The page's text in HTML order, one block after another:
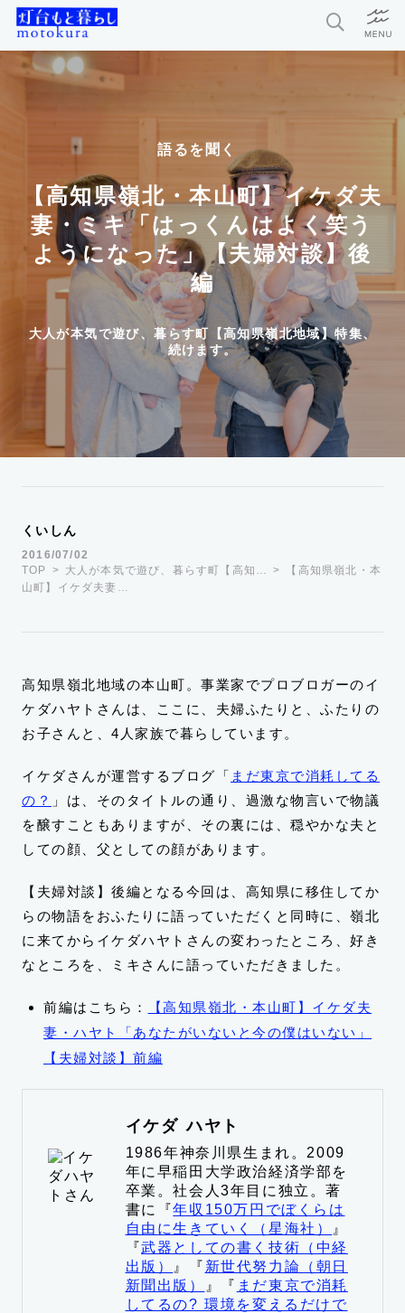
語るを聞く
【高知県嶺北・本山町】イケダ夫
妻・ミキ「はっくんはよく笑う
ようになった」【夫婦対談】後
編
大人が本気で遊び、暮らす町【高知県嶺北地域】特集、
続けます。
くいしん
2016/07/02
TOP
大人が本気で遊び、暮らす町【高知…
【高知県嶺北・本
山町】イケダ夫妻…
高知県嶺北地域の本山町。事業家でプロブロガーのイ
ケダハヤトさんは、ここに、夫婦ふたりと、ふたりの
お子さんと、4人家族で暮らしています。
イケダさんが運営するブログ「 まだ東京で消耗してる
の？ 」は、そのタイトルの通り、過激な物言いで物議
を醸すこともありますが、その裏には、穏やかな夫と
しての顔、父としての顔があります。
【夫婦対談】後編となる今回は、高知県に移住してか
らの物語をおふたりに語っていただくと同時に、嶺北
に来てからイケダハヤトさんの変わったところ、好き
なところを、ミキさんに語っていただきました。
前編はこちら：
【高知県嶺北・本山町】イケダ夫
妻・ハヤト「あなたがいないと今の僕はいない」
【夫婦対談】前編
イケダ ハヤト
1986年神奈川県生まれ。2009
年に早稲田大学政治経済学部を
卒業。社会人3年目に独立。著
書に『年収150万円でぼくらは
自由に生きていく（星海社）
』
『武器としての書く技術（中経
出版）
』『 新世代努力論（朝日
新聞出版）
』『 まだ東京で消耗
してるの? 環境を変えるだけで
今月の編集部おすすめ
探求者
灯台もと暮らしとは？
お問い合わせ
利用規約
個人情報保護方針
運営会社